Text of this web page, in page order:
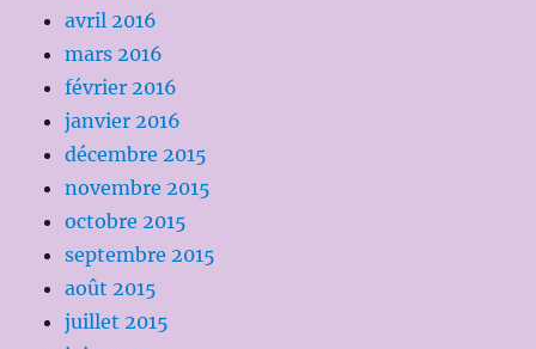
avril 2016
mars 2016
février 2016
janvier 2016
décembre 2015
novembre 2015
octobre 2015
septembre 2015
août 2015
juillet 2015